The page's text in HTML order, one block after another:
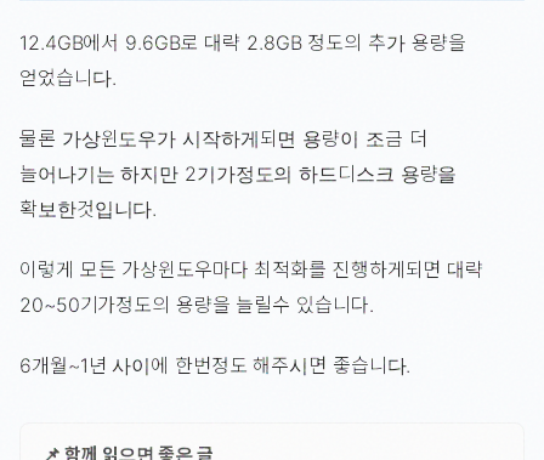
12.4GB에서 9.6GB로 대략 2.8GB 정도의 추가 용량을
얻었습니다.
물론 가상윈도우가 시작하게되면 용량이 조금 더
늘어나기는 하지만 2기가정도의 하드디스크 용량을
확보한것입니다.
이렇게 모든 가상윈도우마다 최적화를 진행하게되면 대략
20~50기가정도의 용량을 늘릴수 있습니다.
6개월~1년 사이에 한번정도 해주시면 좋습니다.
📌 함께 읽으면 좋은 글